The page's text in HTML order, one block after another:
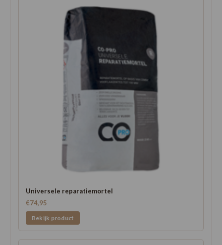
Universele reparatiemortel
€74,95
Bekijk product